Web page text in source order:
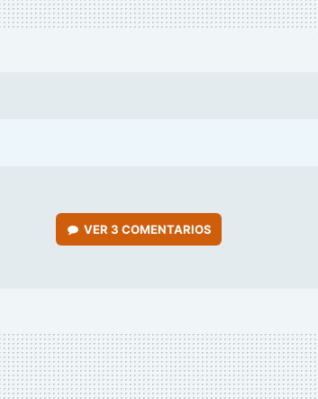
VER 3 COMENTARIOS